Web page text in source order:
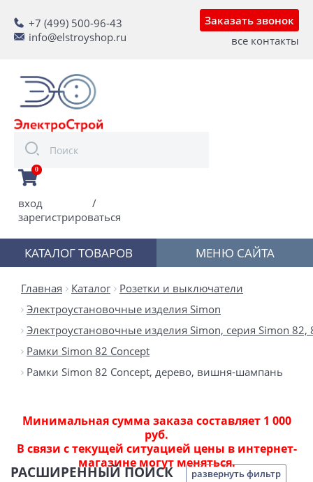
+7 (499) 500-96-43
info@elstroyshop.ru
Заказать звонок
все контакты
0
вход
/
зарегистрироваться
КАТАЛОГ ТОВАРОВ МЕНЮ САЙТА
Главная Каталог
Розетки и выключатели
Электроустановочные изделия Simon
Электроустановочные изделия Simon, серия Simon
Рамки Simon 82 Concept
Рамки Simon 82 Concept, дерево, вишня-шампань
Минимальная сумма заказа составляет 1 000
руб.
В связи с текущей ситуацией цены в интернет-
магазине могут меняться.
РАСШИРЕННЫЙ ПОИСК развернуть фильтр